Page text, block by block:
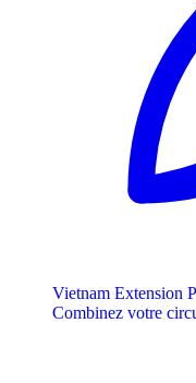
Vietnam Extension
Combinez votre